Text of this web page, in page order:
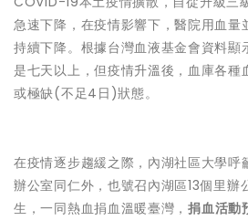
急速下降，在疫情影響下，醫院用血量
持續下降。根據台灣血液基金會資料顯
是七天以上，但疫情升溫後，血庫各
或極缺(不足4日)狀態。
在疫情逐步趨緩之際，內湖社區大學呼
辦公室同仁外，也號召內湖區13個里辦
生，一同熱血捐血溫暖臺灣，捐血活動